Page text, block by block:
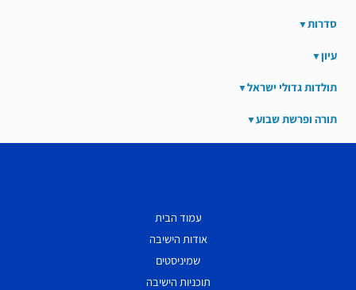
סדרות
עיון
תולדות גדולי ישראל
תורה ופרשת שבוע
עמוד הבית
אודות הישיבה
שמיניסטים
תוכניות הישיבה